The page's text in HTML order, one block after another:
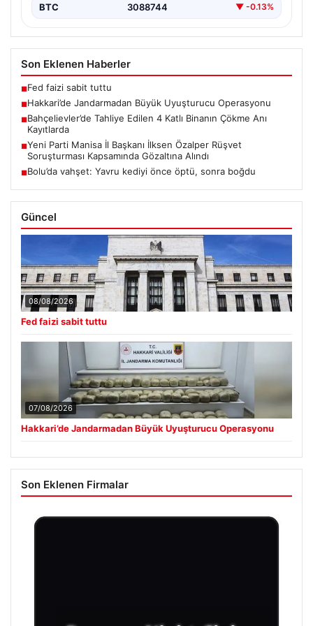
BTC 3088744 ▼ -0.13%
Son Eklenen Haberler
■Fed faizi sabit tuttu
■Hakkari’de Jandarmadan Büyük Uyuşturucu Operasyonu
■Bahçelievler’de Tahliye Edilen 4 Katlı Binanın Çökme Anı
Kayıtlarda
■Yeni Parti Manisa İl Başkanı İlksen Özalper Rüşvet
Soruşturması Kapsamında Gözaltına Alındı
■Bolu’da vahşet: Yavru kediyi önce öptü, sonra boğdu
Güncel
08/08/2026
Fed faizi sabit tuttu
07/08/2026
Hakkari’de Jandarmadan Büyük Uyuşturucu Operasyonu
Son Eklenen Firmalar